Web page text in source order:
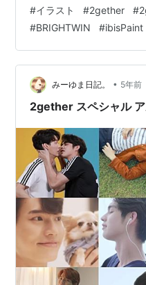
【タブレットPC】【送料
第1世代 【メール便】ア
MK0C2J/A 第1世代 楽
#イラスト #2gether #
#BRIGHTWIN #ibisPaint
みーゆま日記。 • 5年前
2gether スペシャル ア